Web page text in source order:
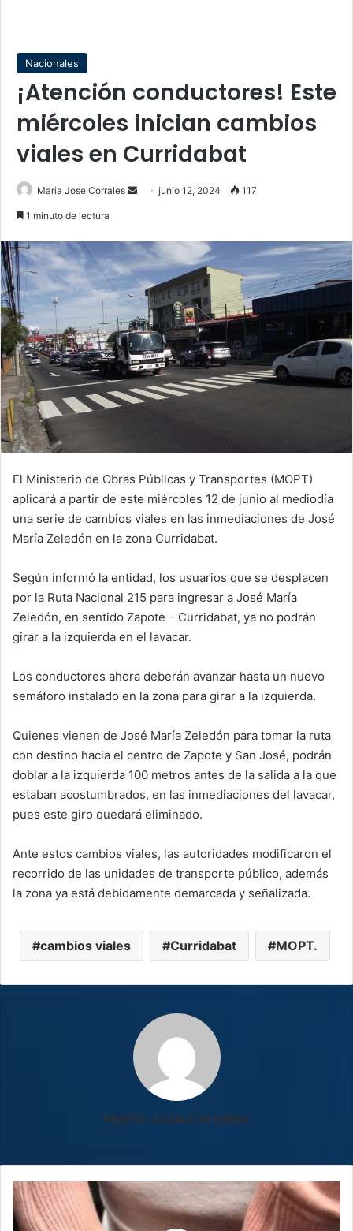
Nacionales
¡Atención conductores! Este
miércoles inician cambios
viales en Curridabat
Maria Jose Corrales
Sendjunio 12, 2024 117
1 minuto de lectura
El Ministerio de Obras Públicas y Transportes (MOPT)
aplicará a partir de este miércoles 12 de junio al mediodía
una serie de cambios viales en las inmediaciones de José
María Zeledón en la zona Curridabat.
Según informó la entidad, los usuarios que se desplacen
por la Ruta Nacional 215 para ingresar a José María
Zeledón, en sentido Zapote – Curridabat, ya no podrán
girar a la izquierda en el lavacar.
Los conductores ahora deberán avanzar hasta un nuevo
semáforo instalado en la zona para girar a la izquierda.
Quienes vienen de José María Zeledón para tomar la ruta
con destino hacia el centro de Zapote y San José, podrán
doblar a la izquierda 100 metros antes de la salida a la que
estaban acostumbrados, en las inmediaciones del lavacar,
pues este giro quedará eliminado.
Ante estos cambios viales, las autoridades modificaron el
recorrido de las unidades de transporte público, además
la zona ya está debidamente demarcada y señalizada.
cambios viales Curridabat MOPT.
Maria Jose Corrales
Detienen
a
sospechosa